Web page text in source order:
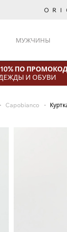
МУЖЧИНЫ
10% ПО
И ОБУВИ
Capobianco